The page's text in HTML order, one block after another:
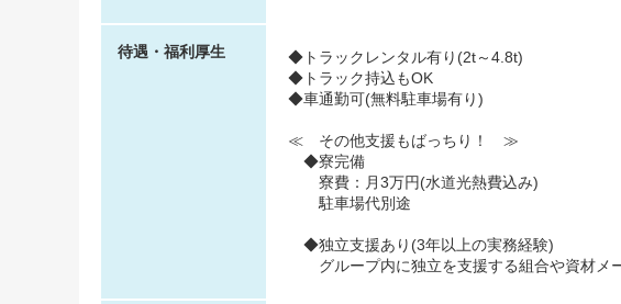
待遇・福利厚生
◆トラックレンタル有り(2t～4.8t)
◆トラック持込もOK
◆車通勤可(無料駐車場有り)
≪ その他支援もばっちり！ ≫
◆寮完備
寮費：月3万円(水道光熱費込み)
駐車場代別途
◆独立支援あり(3年以上の実務経験)
グループ内に独立を支援する組合や資材メー